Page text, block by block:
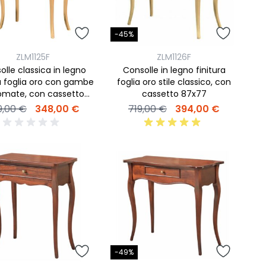
ZLM1125F
classica in legno
foglia oro con gambe
con cassetto
62x70
€ 348,00 €
-45%
ZLM1126F
Consolle in legno finitura
foglia oro stile classico, con
cassetto 87x77
719,00 € 394,00 €
-49%